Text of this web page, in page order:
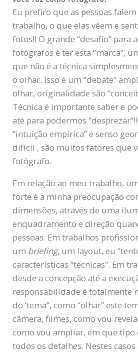
Eu prefiro que as pessoas
trabalho, o que elas vêem e
fotos!! O grande “desafio” para
fotógrafos é ter esta “marca”,
que não é a técnica
o olhar. Isso é um “debate”
olhar, originalidade são
Técnica é importante saber e
até para podermos
“intuição empírica” e senso
difícil , são muitos fatores que
fotógrafo.
Em relação ao meu trabalho,
forte é a minha preocupação
dimensões, através de uma
enquadramento e direção
pessoas. Em trabalhos
um briefing, um layout, eu
características “técnicas”. Em
desde a concepção até a
responsabilidade é totalmente
do ‘tema”, como “olhar” este
câmera, filmes, como vou
como vou ampliar, em que
todos os detalhes. Nestes